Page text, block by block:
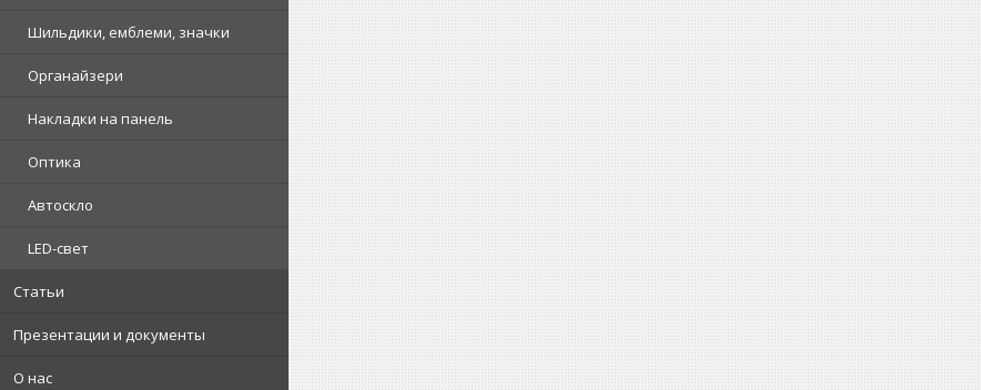
Шильдики, емблеми, значки
Органайзери
Накладки на панель
Оптика
Автоскло
LED-свет
Статьи
Презентации и документы
О нас